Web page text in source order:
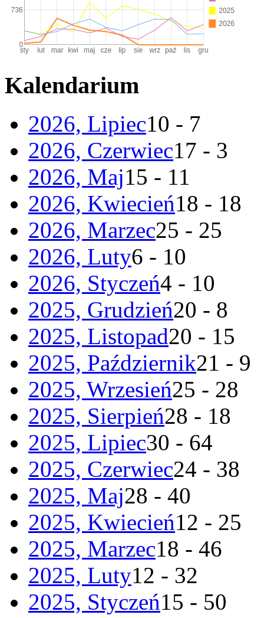
Kalendarium
2026, Lipiec10 - 7
2026, Czerwiec17 - 3
2026, Maj15 - 11
2026, Kwiecień18 - 18
2026, Marzec25 - 25
2026, Luty6 - 10
2026, Styczeń4 - 10
2025, Grudzień20 - 8
2025, Listopad20 - 15
2025, Październik21 - 9
2025, Wrzesień25 - 28
2025, Sierpień28 - 18
2025, Lipiec30 - 64
2025, Czerwiec24 - 38
2025, Maj28 - 40
2025, Kwiecień12 - 25
2025, Marzec18 - 46
2025, Luty12 - 32
2025, Styczeń15 - 50